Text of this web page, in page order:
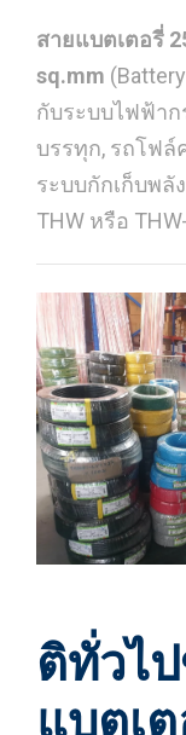
สายแบตเตอรี่
sq.mm
กับระบบไฟฟ้าก
บรรทุก, รถโฟล์
ระบบกักเก็บพ
THW หรือ
ติทั่วไ
แบตเ